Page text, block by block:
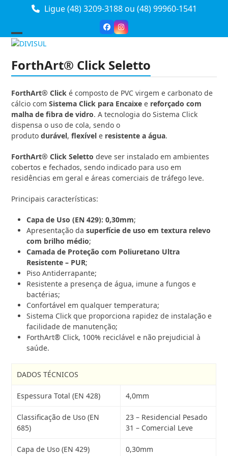
Ligue (48) 3209-3188ou (48) 99960-1541
FacebookInstagram
Open
mobile
menu
Close
mobile
menu
ForthArt® Click Seletto
ForthArt® Click é composto de PVC virgem e carbonato de
cálcio comSistema Click para Encaixe e reforçado com
malha de fibra de vidro. A tecnologia do Sistema Click
dispensa o uso de cola, sendo o
produtodurável,flexível e resistente a água.
ForthArt® Click Seletto deve ser instalado em ambientes
cobertos e fechados, sendo indicado para uso em
residências em geral e áreas comerciais de tráfego leve.
Principais características:
Capa de Uso (EN 429): 0,30mm;
Apresentação dasuperfície de uso em textura relevo
com brilho médio;
Camada de Proteção com Poliuretano Ultra
Resistente – PUR;
Piso Antiderrapante;
Resistente a presença de água, imune a fungos e
bactérias;
Confortável em qualquer temperatura;
Sistema Click que proporciona rapidez de instalação e
facilidade de manutenção;
ForthArt® Click, 100% reciclável e não prejudicial à
saúde.
DADOS TÉCNICOS
Espessura Total (EN 428) 4,0mm
Classificação de Uso (EN
685)
23 – Residencial Pesado
31 – Comercial Leve
Capa de Uso (EN 429) 0,30mm